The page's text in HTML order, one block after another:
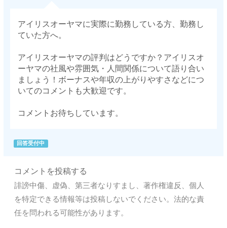
アイリスオーヤマに実際に勤務している方、勤務し
ていた方へ。
アイリスオーヤマの評判はどうですか？アイリスオ
ーヤマの社風や雰囲気・人間関係について語り合い
ましょう！ボーナスや年収の上がりやすさなどにつ
いてのコメントも大歓迎です。
コメントお待ちしています。
回答受付中
コメントを投稿する
誹謗中傷、虚偽、第三者なりすまし、著作権違反、個人
を特定できる情報等は投稿しないでください。法的な責
任を問われる可能性があります。